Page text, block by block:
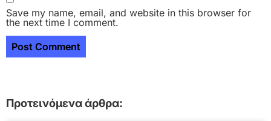
Save my name, email, and website in this browser for
the next time I comment.
Προτεινόμενα άρθρα: